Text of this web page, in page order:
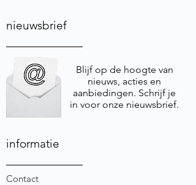
nieuwsbrief
Blijf op de hoogte van
nieuws, acties en
aanbiedingen. Schrijf je
in voor onze nieuwsbrief.
informatie
Contact